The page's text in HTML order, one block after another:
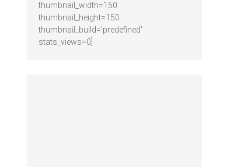
thumbnail_width=150
thumbnail_height=150
thumbnail_build='predefined'
stats_views=0]